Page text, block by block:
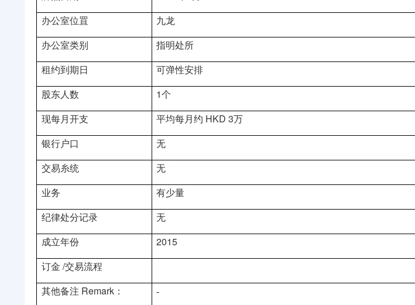
办公室位罝
九龙
办公室类别
指明处所
租约到期日
可弹性安排
股东人数
1个
现每月开支
平均每月约 HKD 3万
银行户口
无
交易糸统
无
业务
有少量
纪律处分记录
无
成立年份
2015
订金 /交易流程
其他备注 Remark： -